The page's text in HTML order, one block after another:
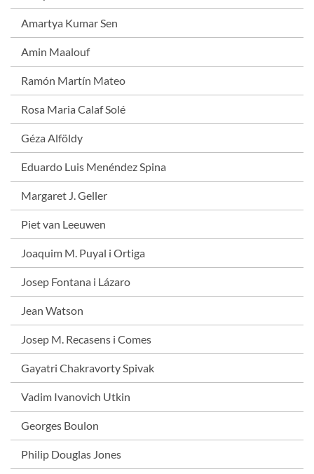
Amartya Kumar Sen
Amin Maalouf
Ramón Martín Mateo
Rosa Maria Calaf Solé
Géza Alföldy
Eduardo Luis Menéndez Spina
Margaret J. Geller
Piet van Leeuwen
Joaquim M. Puyal i Ortiga
Josep Fontana i Lázaro
Jean Watson
Josep M. Recasens i Comes
Gayatri Chakravorty Spivak
Vadim Ivanovich Utkin
Georges Boulon
Philip Douglas Jones